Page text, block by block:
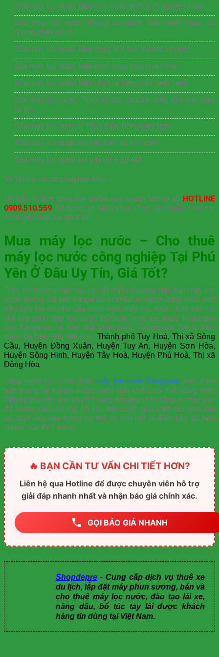
Sửa máy lọc nước Máy rò rỉ nước không rõ nguyên nhân.
Sửa máy lọc nước Không có nước tinh khiết hoặc có
nhưng chảy rất ít.
Sửa máy lọc nước Máy chạy liên tục mà không ngắt.
Sửa máy lọc nước Máy bơm chạy không ra nước.
Sửa máy lọc nước Máy phát ra tiếng kêu tành tạch.
Sửa máy lọc nước, Thay lõi lọc, lõi bẩn , đến thời hạn thay
lõi lọc.
Sửa máy lọc nước bị Rò rỉ điện, hỏng máy bơm…
Sửa máy lọc nước khi vân điện từ kẹt chết
Sửa máy lọc nước khi van cơ 6 ốc két
Và tất cả các trường hợp khác.
Để hiểu rõ hơn từng sản phẩm quý khách liên hệ số HOTLINE
0909.510.559 để được tư vấn và lựa chọn sản phẩm máy lọc
nước phù hợp với gia đình
Mua máy lọc nước – Cho thuê
máy lọc nước công nghiệp Tại Phú
Yên Ở Đâu Uy Tín, Giá Tốt?
Trên thị trường hiện nay có rất nhiều thương hiệu bán máy lọc
nước nhưng cái tên Kangaroo luôn được người dùng nhắc đến
đầu tiên khi có nhu cầu chọn mua máy lọc nước. Các bạn có
thể lựa chọn máy lọc nước RO hoặc máy lọc nước Hydrogen
của Kangaroo tại các nhà phân phối, Showroom, đại lý trên
toàn địa bàn Phú Yên như: Thành phố Tuy Hoà, Thị xã Sông
Cầu, Huyện Đồng Xuân, Huyện Tuy An, Huyện Sơn Hòa,
Huyện Sông Hinh, Huyện Tây Hoà, Huyện Phú Hoà, Thị xã
Đông Hòa
Công nghệ lọc nước trên máy lọc nước Kangaroo luôn đảm
bảo mang lại nguồn nước sạch tinh khiết có thể uống trực
tiếp không cần đun sôi, bổ sung khoáng chất tăng cường sức
đề kháng cho cơ thể, hỗ trợ làm chậm quá trình lão quá, loại
bỏ chất oxy hóa trong cơ thể và hơn hết là đảm bảo đủ tiêu
chuẩn của BYT đề ra
🔥 BẠN CẦN TƯ VẤN CHI TIẾT HƠN?
Liên hệ qua Hotline để được chuyên viên hỗ trợ
giải đáp nhanh nhất và nhận báo giá chính xác.
GỌI BÁO GIÁ NHANH
Shopdepre - Cung cấp dịch vụ thuê xe
du lịch, lắp đặt máy phun sương, bán và
cho thuê máy lọc nước, đào tạo lái xe,
nâng dấu, bổ túc tay lái được khách
hàng tin dùng tại Việt Nam.